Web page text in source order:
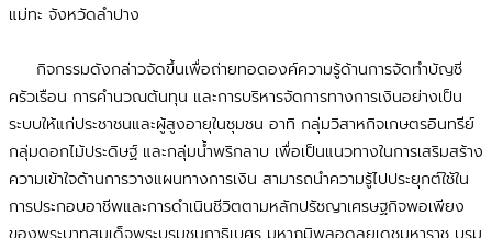
แม่ทะ จังหวัดลำปาง
กิจกรรมดังกล่าวจัดขึ้นเพื่อถ่ายทอดองค์ความรู้ด้านการจัดทำบัญชี
ครัวเรือน การคำนวณต้นทุน และการบริหารจัดการทางการเงินอย่างเป็น
ระบบให้แก่ประชาชนและผู้สูงอายุในชุมชน อาทิ กลุ่มวิสาหกิจเกษตรอินทรีย์
กลุ่มดอกไม้ประดิษฐ์ และกลุ่มน้ำพริกลาบ เพื่อเป็นแนวทางในการเสริมสร้าง
ความเข้าใจด้านการวางแผนทางการเงิน สามารถนำความรู้ไปประยุกต์ใช้ใน
การประกอบอาชีพและการดำเนินชีวิตตามหลักปรัชญาเศรษฐกิจพอเพียง
ของพระบาทสมเด็จพระบรมชนกาธิเบศร มหาภูมิพลอดุลยเดชมหาราช บรม